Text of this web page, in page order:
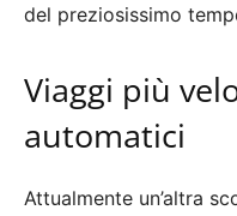
del preziosissimo
Viaggi più
automatici
Attualmente un’altra